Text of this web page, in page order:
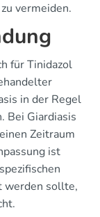
vermeiden.
für Tinidazol
in der Regel
Bei Giardiasis
Zeitraum
ist
werden sollte,